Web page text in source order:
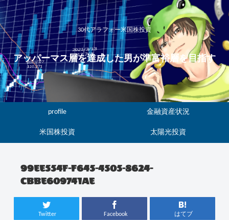
30代アラフォー米国株投資
アッパーマス層を達成した男が準富裕層を目指す
profile 金融資産状況
米国株投資 太陽光投資
99EE554F-F645-4505-8624-
CBBE609741AE
Twitter Facebook はてブ